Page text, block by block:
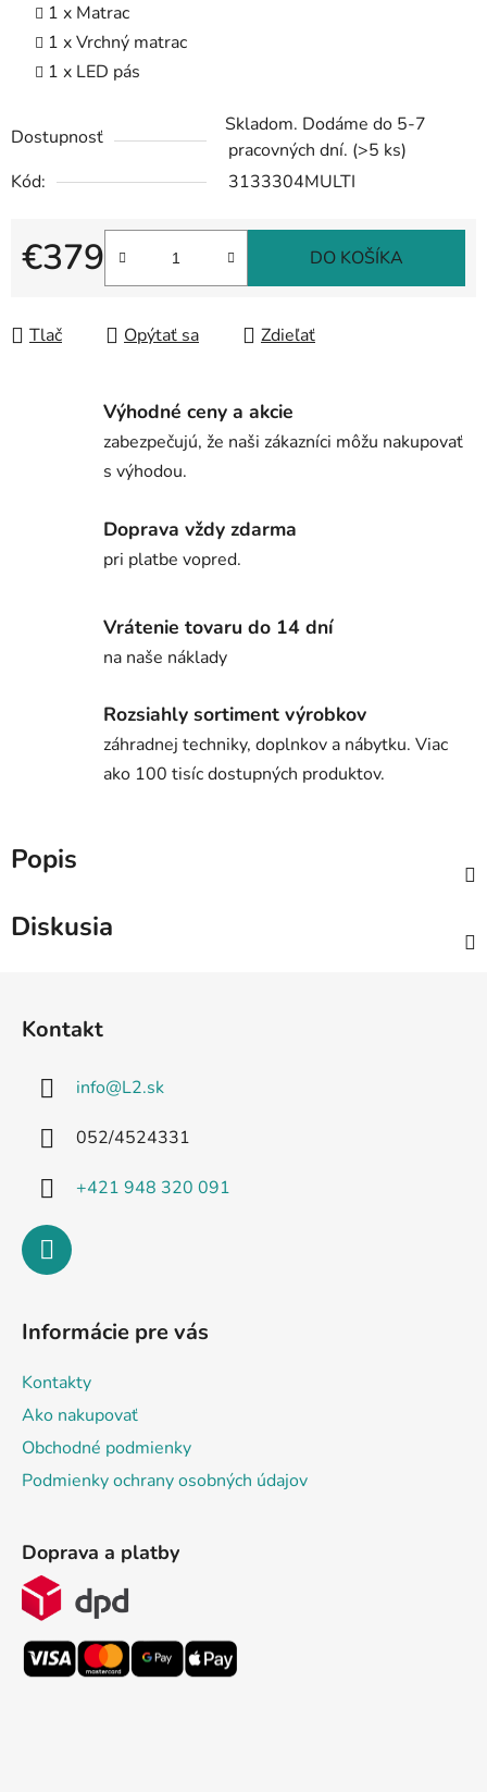
1 x Matrac
1 x Vrchný matrac
1 x LED pás
Dostupnosť
Skladom. Dodáme do 5-7
pracovných dní. (>5 ks)
Kód:
3133304MULTI
€379
Jednotková cena:
DO KOŠÍKA
Tlač Opýtať sa Zdieľať
Výhodné ceny a akcie
zabezpečujú, že naši zákazníci môžu nakupovať
s výhodou.
Doprava vždy zdarma
pri platbe vopred.
Vrátenie tovaru do 14 dní
na naše náklady
Rozsiahly sortiment výrobkov
záhradnej techniky, doplnkov a nábytku. Viac
ako 100 tisíc dostupných produktov.
Popis
Diskusia
Kontakt
info@L2.sk
052/4524331
+421 948 320 091
Informácie pre vás
Kontakty
Ako nakupovať
Obchodné podmienky
Podmienky ochrany osobných údajov
Doprava a platby